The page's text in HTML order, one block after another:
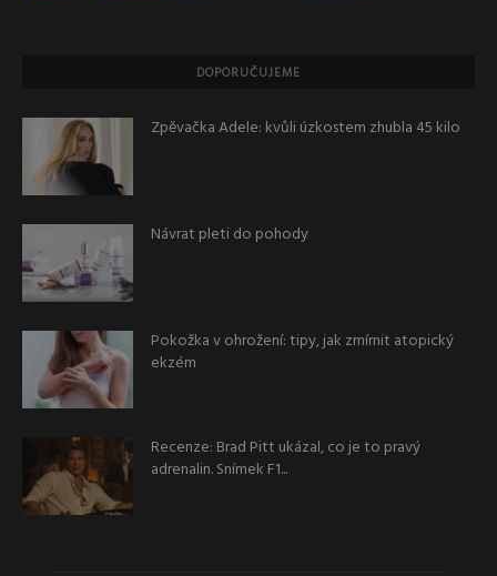
DOPORUČUJEME
Zpěvačka Adele: kvůli úzkostem zhubla 45 kilo
Návrat pleti do pohody
Pokožka v ohrožení: tipy, jak zmírnit atopický
ekzém
Recenze: Brad Pitt ukázal, co je to pravý
adrenalin. Snímek F1...